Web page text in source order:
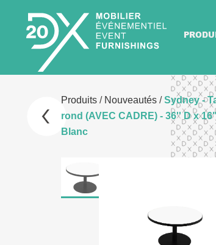
Produits/ Nouveautés/Sydney -
rond (AVEC CADRE) - 36'' D x
Blanc